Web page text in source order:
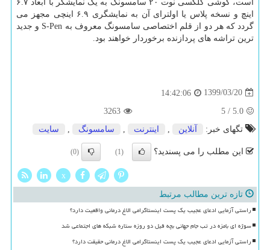
است، گوشی گلکسی نوت ۲۰ سامسونگ به یک نمایشگر با ابعاد ۶.۷
اینچ و نسخه پلاس یا اولترای آن به نمایشگری ۶.۹ اینچی مجهز می
گردد که هر دو از قلم اختصاصی سامسونگ معروف به S-Pen و جدید
ترین تراشه های پردازنده برخوردار خواهند بود.
1399/03/20
14:42:06
5.0
/
5
3263
تگهای خبر:
آنلاین اینترنت سامسونگ سایت
این مطلب را می پسندید؟ (1)
(0)
x
تازه ترین مطالب مرتبط
راستی آزمایی ادعای عجیب یک پست اینستاگرامی الاغ درمانی واقعیت دارد؟
سوژه ای بامزه در تب جام جهانی بچه فیل دو روزه ستاره شبکه های اجتماعی شد
راستی آزمایی ادعای عجیب یک پست اینستاگرامی الاغ درمانی حقیقت دارد؟